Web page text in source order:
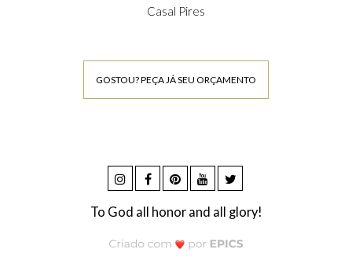
Casal Pires
GOSTOU? PEÇA JÁ SEU ORÇAMENTO
To God all honor and all glory!